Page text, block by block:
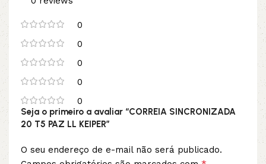
0
0
0
0
0
Seja o primeiro a avaliar “CORREIA SINCRONIZADA
20 T5 PAZ LL KEIPER”
O seu endereço de e-mail não será publicado.